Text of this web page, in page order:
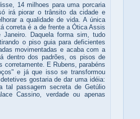
14 milhoes para uma porcaria
irá piorar o trânsito da cidade e
a qualidade de vida. A única
correta é a de frente a Ótica Assis
Daquela forma sim, tudo
o piso guia para deficientes
movimentadas e acaba com a
dentro dos padrões, os pisos de
corretamente. E Rubens, parabéns
e já que isso se transformou
gostaria de dar uma idéia:
tal passagem secreta de Getúlio
Cassino, verdade ou apenas